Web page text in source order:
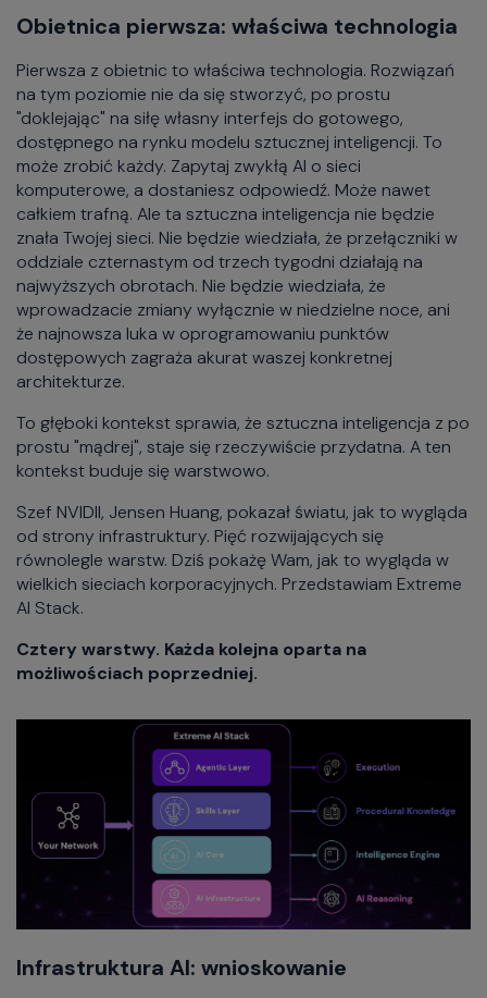
Obietnica pierwsza: właściwa technologia
Pierwsza z obietnic to właściwa technologia. Rozwiązań
na tym poziomie nie da się stworzyć, po prostu
"doklejając" na siłę własny interfejs do gotowego,
dostępnego na rynku modelu sztucznej inteligencji. To
może zrobić każdy. Zapytaj zwykłą AI o sieci
komputerowe, a dostaniesz odpowiedź. Może nawet
całkiem trafną. Ale ta sztuczna inteligencja nie będzie
znała Twojej sieci. Nie będzie wiedziała, że przełączniki w
oddziale czternastym od trzech tygodni działają na
najwyższych obrotach. Nie będzie wiedziała, że
wprowadzacie zmiany wyłącznie w niedzielne noce, ani
że najnowsza luka w oprogramowaniu punktów
dostępowych zagraża akurat waszej konkretnej
architekturze.
To głęboki kontekst sprawia, że sztuczna inteligencja z po
prostu "mądrej", staje się rzeczywiście przydatna. A ten
kontekst buduje się warstwowo.
Szef NVIDII, Jensen Huang, pokazał światu, jak to wygląda
od strony infrastruktury. Pięć rozwijających się
równolegle warstw. Dziś pokażę Wam, jak to wygląda w
wielkich sieciach korporacyjnych. Przedstawiam Extreme
AI Stack.
Cztery warstwy. Każda kolejna oparta na
możliwościach poprzedniej.
Infrastruktura AI: wnioskowanie